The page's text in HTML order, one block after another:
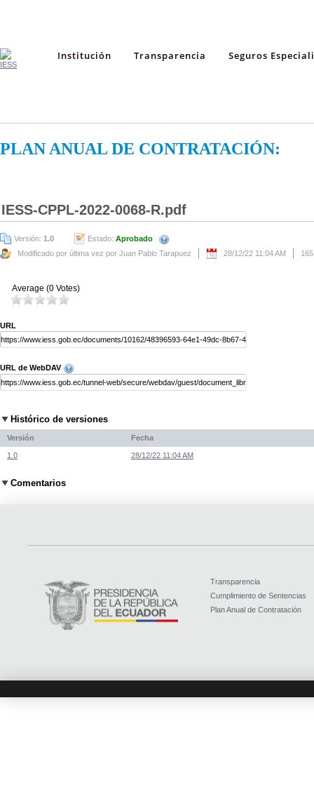
Institución Transparencia Seguros
PLAN ANUAL DE CONTRATACIÓN:
IESS-CPPL-2022-0068-R.pdf
Versión: 1.0 Estado: Aprobado
Modificado por última vez por Juan Pablo Tarapuez
28/12/22 11:04 AM
Average (0 Votes)
URL
URL de WebDAV
Histórico de versiones
Versión Fecha
1.0 28/12/22 11:04 AM
Comentarios
Transparencia
Cumplimiento de Sentencias
Plan Anual de Contratación